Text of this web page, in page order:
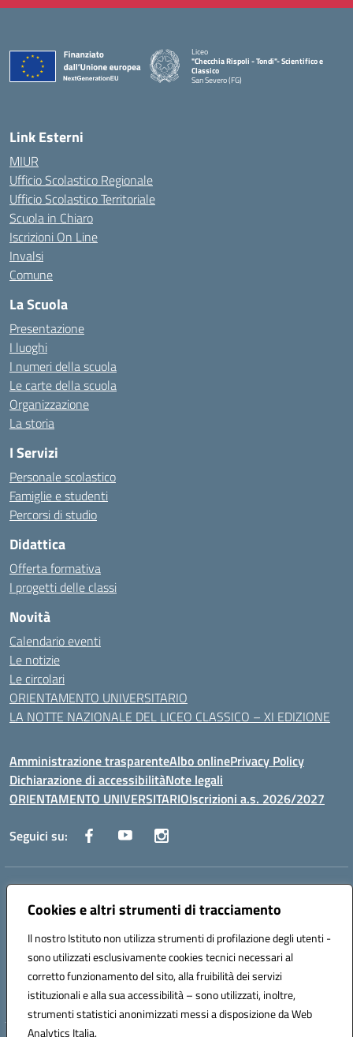
Cookies e altri strumenti di tracciamento
Il nostro Istituto non utilizza strumenti di profilazione degli utenti -
sono utilizzati esclusivamente cookies tecnici necessari al
corretto funzionamento del sito, alla fruibilità dei servizi
istituzionali e alla sua accessibilità – sono utilizzati, inoltre,
strumenti statistici anonimizzati messi a disposizione da Web
Analytics Italia.
Liceo
"Checchia Rispoli - Tondi"- Scientifico e
Classico
San Severo (FG)
Link Esterni
MIUR
Ufficio Scolastico Regionale
Ufficio Scolastico Territoriale
Scuola in Chiaro
Iscrizioni On Line
Invalsi
Comune
La Scuola
Presentazione
I luoghi
I numeri della scuola
Le carte della scuola
Organizzazione
La storia
I Servizi
Personale scolastico
Famiglie e studenti
Percorsi di studio
Didattica
Offerta formativa
I progetti delle classi
Novità
Calendario eventi
Le notizie
Le circolari
ORIENTAMENTO UNIVERSITARIO
LA NOTTE NAZIONALE DEL LICEO CLASSICO – XI EDIZIONE
Amministrazione trasparenteAlbo onlinePrivacy Policy
Dichiarazione di accessibilitàNote legali
ORIENTAMENTO UNIVERSITARIOIscrizioni a.s. 2026/2027
Seguici su:
Indirizzo:Via Marconi San Severo (FG)
Centralino:0882 331218 Email:fgps210002@istruzione.it
Codice fiscale: 93071630714
Codice meccanografico:
FGPS210002
Codice unico di fatturazione (CUF): UF7W9K